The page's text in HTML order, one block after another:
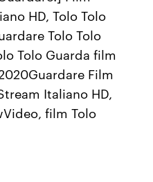
HD, Tolo Tolo
Tolo Tolo
Tolo Guarda film
Film
Italiano HD,
film Tolo